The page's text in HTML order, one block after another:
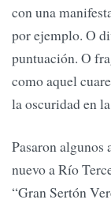
con una
por ejemplo. O
puntuación. O
como aquel
la oscuridad en
Pasaron algunos
nuevo a Río
“Gran Sertón